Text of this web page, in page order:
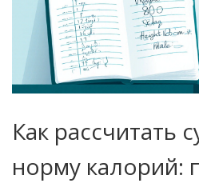
Как рассчитать
норму калорий: